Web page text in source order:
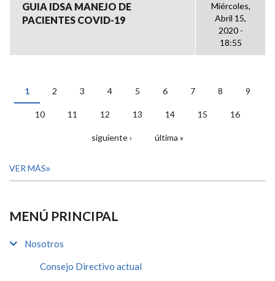
GUIA IDSA MANEJO DE
PACIENTES COVID-19
Miércoles,
Abril 15,
2020 -
18:55
PÁGINAS
1 2 3 4 5 6 7 8 9
10 11 12 13 14 15 16
siguiente › última »
VER MÁS
MENÚ PRINCIPAL
Nosotros
Consejo Directivo actual